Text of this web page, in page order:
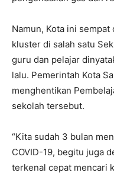
Namun, Kota ini
kluster di salah satu
guru dan pelajar
lalu. Pemerintah Kota
menghentikan
sekolah tersebut.
“Kita sudah 3 bulan
COVID-19, begitu juga
terkenal cepat mencari